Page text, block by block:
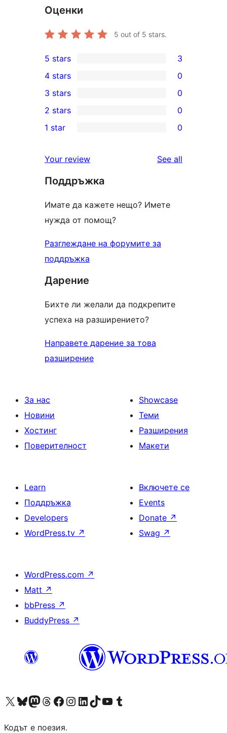
Оценки
5 out of 5 stars.
3
5-
star
reviews
5 stars 3
4-
star
reviews
4 stars 0
0
3-
star
3 stars 0
2-
reviews
2 stars 0
star
reviews
1 star 0
Your review See all
Поддръжка
Имате да кажете нещо? Имете
нужда от помощ?
Разглеждане на форумите за
поддръжка
Дарение
Бихте ли желали да подкрепите
успеха на разширението?
Направете дарение за това
разширение
За нас
Новини
Хостинг
Поверителност
Showcase
Теми
Разширения
Макети
Learn
Поддръжка
Developers
WordPress.tv ↗
Включете се
Events
Donate ↗
Swag ↗
WordPress.com ↗
Matt ↗
bbPress ↗
BuddyPress ↗
Visit our X (formerly Twitter) account
Visit our Bluesky account
Visit our Mastodon account
Visit our Threads account
Посетете нашата страница във Facebook
Посетете нашия профил в Instagram
Посетете нашия профил в LinkedIn
Visit our TikTok account
Visit our YouTube channel
Visit our Tumblr account
Кодът е поезия.